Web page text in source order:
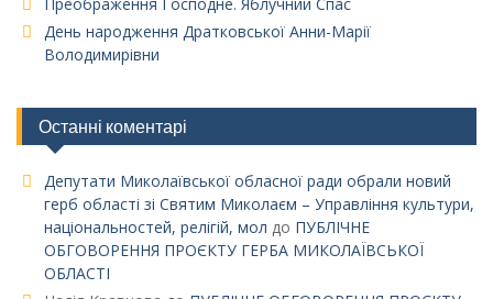
День народження Дратковської Анни-Марії
Володимирівни
Останні коментарі
Депутати Миколаївської обласної ради обрали новий
герб області зі Святим Миколаєм – Управління культури,
національностей, релігій, мол до ПУБЛІЧНЕ
ОБГОВОРЕННЯ ПРОЄКТУ ГЕРБА МИКОЛАЇВСЬКОЇ
ОБЛАСТІ